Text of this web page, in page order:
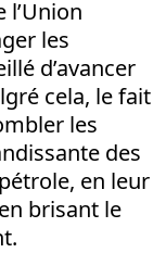
les
d’avancer
cela, le fait
les
des
en leur
brisant le